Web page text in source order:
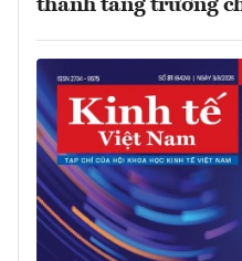
thành tăng trưởng